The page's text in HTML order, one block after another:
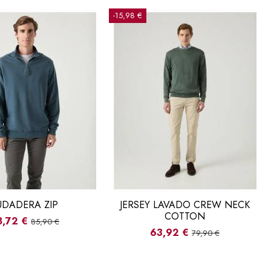
ZIP
€ 85,90 €
-15,98 €
JERSEY LAVADO CREW NECK
COTTON
63,92 € 79,90 €